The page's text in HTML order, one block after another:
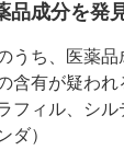
品成分を発
うち、医薬
含有が疑わ
フィル、シル
ダ）